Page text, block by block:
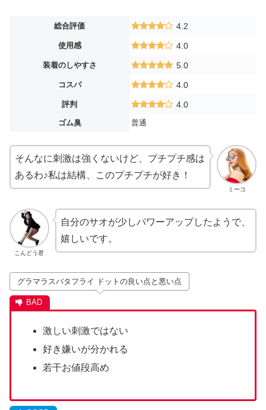
総合評価 4.2
使用感 4.0
装着のしやすさ 5.0
コスパ 4.0
評判 4.0
ゴム臭 普通
ミーコ
そんなに刺激は強くないけど、プチプチ感は
あるわ♪私は結構、このプチプチが好き！
こんどう君
自分のサオが少しパワーアップしたようで、
嬉しいです。
グラマラスバタフライ ドットの良い点と悪い点
激しい刺激ではない
好き嫌いが分かれる
若干お値段高め